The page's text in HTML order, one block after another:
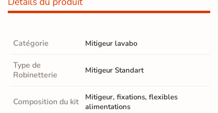
Catégorie Mitigeur lavabo
Type de
Robinetterie
Mitigeur Standart
Composition du kit
Mitigeur, fixations, flexibles
alimentations